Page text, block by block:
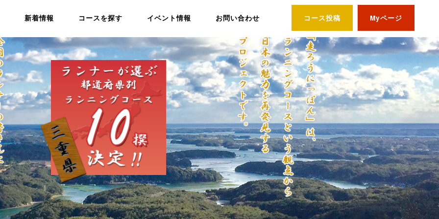
新着情報 コースを探す イベント情報 お問い合わせ コース投稿 Myページ